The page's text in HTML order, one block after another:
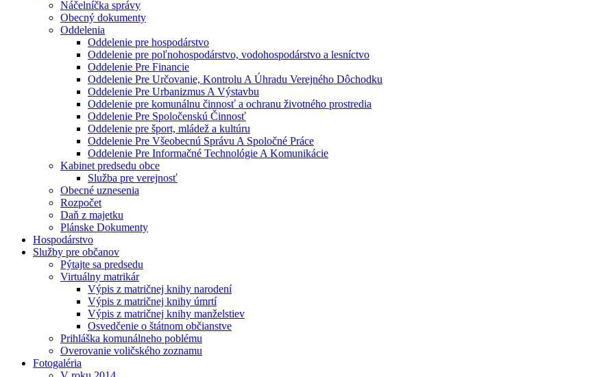
Náčelníčka správy
Obecný dokumenty
Oddelenia
Oddelenie pre hospodárstvo
Oddelenie pre poľnohospodárstvo, vodohospodárstvo a lesníctvo
Oddelenie Pre Financie
Oddelenie Pre Určovanie, Kontrolu A Úhradu Verejného Dôchodku
Oddelenie Pre Urbanizmus A Výstavbu
Oddelenie pre komunálnu činnosť a ochranu životného prostredia
Oddelenie Pre Spoločenskú Činnosť
Oddelenie pre šport, mládež a kultúru
Oddelenie Pre Všeobecnú Správu A Spoločné Práce
Oddelenie Pre Informačné Technológie A Komunikácie
Kabinet predsedu obce
Služba pre verejnosť
Obecné uznesenia
Rozpočet
Daň z majetku
Plánske Dokumenty
Hospodárstvo
Služby pre občanov
Pýtajte sa predsedu
Virtuálny matrikár
Výpis z matričnej knihy narodení
Výpis z matričnej knihy úmrtí
Výpis z matričnej knihy manželstiev
Osvedčenie o štátnom občianstve
Prihláška komunálneho poblému
Overovanie voličského zoznamu
Fotogaléria